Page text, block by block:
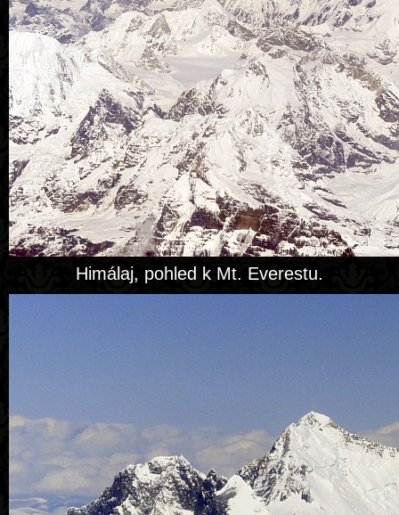
Himálaj, pohled k Mt. Everestu.